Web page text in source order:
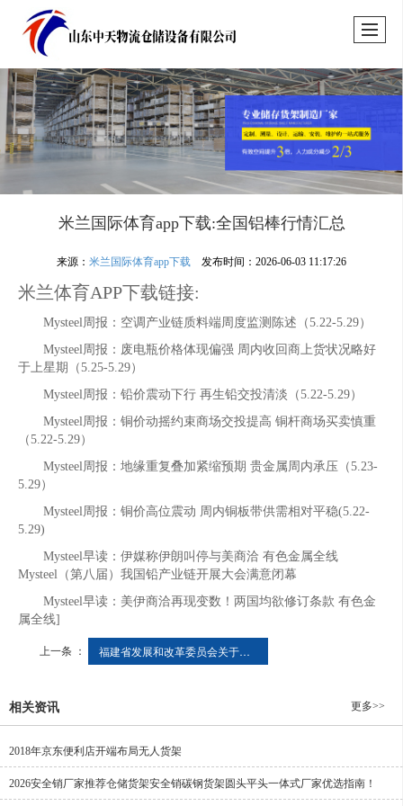
米兰国际体育app下载:全国铝棒行情汇总
来源：米兰国际体育app下载 发布时间：2026-06-03 11:17:26
米兰体育APP下载链接:
Mysteel周报：空调产业链质料端周度监测陈述（5.22-5.29）
Mysteel周报：废电瓶价格体现偏强 周内收回商上货状况略好
于上星期（5.25-5.29）
Mysteel周报：铅价震动下行 再生铅交投清淡（5.22-5.29）
Mysteel周报：铜价动摇约束商场交投提高 铜杆商场买卖慎重
（5.22-5.29）
Mysteel周报：地缘重复叠加紧缩预期 贵金属周内承压（5.23-
5.29）
Mysteel周报：铜价高位震动 周内铜板带供需相对平稳(5.22-
5.29)
Mysteel早读：伊媒称伊朗叫停与美商洽 有色金属全线
Mysteel（第八届）我国铅产业链开展大会满意闭幕
Mysteel早读：美伊商洽再现变数！两国均欲修订条款 有色金
属全线]
上一条 ： 福建省发展和改革委员会关于印发《推进全省现代物流体系建设的若干措施》的通知
相关资讯 更多>>
2018年京东便利店开端布局无人货架
2026安全销厂家推荐仓储货架安全销碳钢货架圆头平头一体式厂家优选指南！